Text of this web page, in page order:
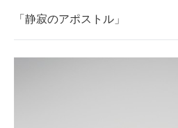
「静寂のアポストル」